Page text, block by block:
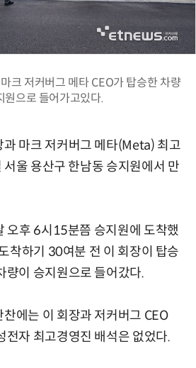
크 저커버그 메타 CEO가 탑승한 차량
원으로 들어가고있다.
과 마크 저커버그 메타(Meta) 최고
울 용산구 한남동 승지원에서 만
오후 6시15분쯤 승지원에 도착했
착하기 30여분 전 이 회장이 탑승
량이 승지원으로 들어갔다.
에는 이 회장과 저커버그 CEO
전자 최고경영진 배석은 없었다.